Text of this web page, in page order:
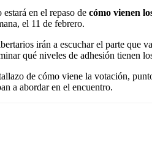
en el repaso de cómo vienen
el 11 de febrero.
irán a escuchar el parte
qué niveles de adhesión tienen
de cómo viene la votación,
a abordar en el encuentro.